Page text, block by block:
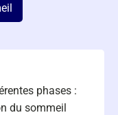
phases :
du sommeil